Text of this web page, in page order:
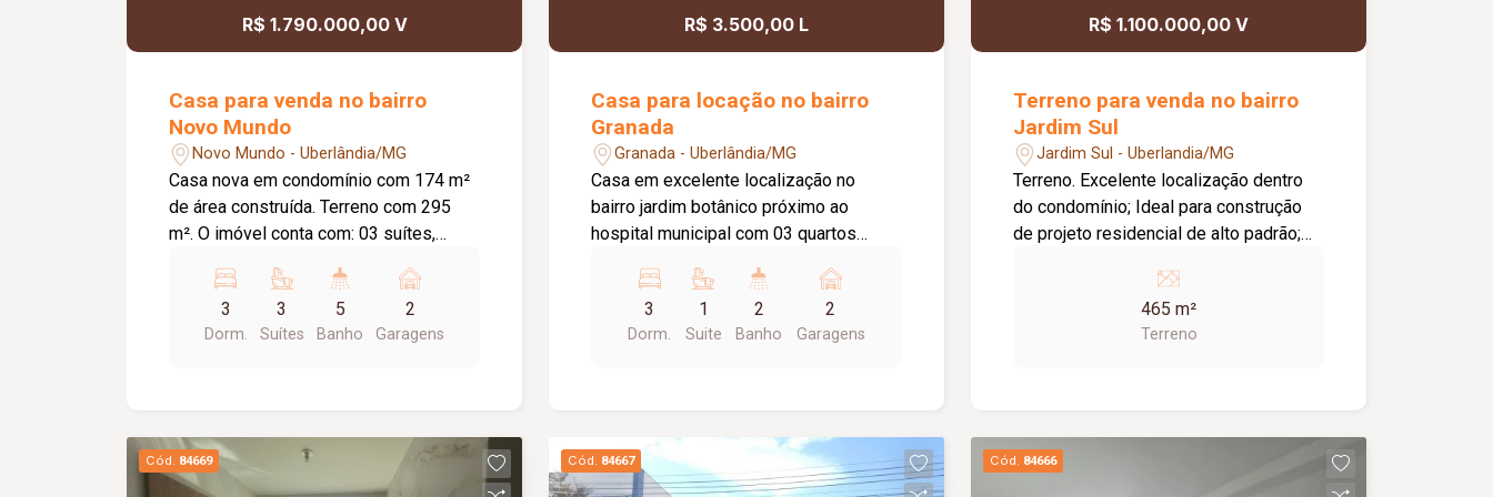
R$ 1.790.000,00 V
Casa para venda no bairro
Novo Mundo
Novo Mundo - Uberlândia/MG
Casa nova em condomínio com 174 m²
de área construída. Terreno com 295
m². O imóvel conta com: 03 suítes,
Escritório reversível com vista para o
condomínio; Sala de estar integrada;
Lavabo; Cozinha com bancada; Área
independente; Corredor lateral; Sala de
máquinas; O condomínio oferece:
3
Dorm.
3
Suítes
5
Banho
2
Garagens
R$ 3.500,00 L
Casa para locação no bairro
Granada
Granada - Uberlândia/MG
Casa em excelente localização no
bairro jardim botânico próximo ao
hospital municipal com 03 quartos
box blindex, armário sob pia e espelho,
sala em dois ambientes, cozinha toda
planejada com armários, coifa e
coberta, portão eletrônico, concertina.
3
Dorm.
1
Suite
2
Banho
2
Garagens
R$ 1.100.000,00 V
Terreno para venda no bairro
Jardim Sul
Jardim Sul - Uberlandia/MG
Terreno. Excelente localização dentro
do condomínio; Ideal para construção
de projeto residencial de alto padrão;
construir a casa dos seus sonhos.
465 m²
Terreno
Cód. 84669 Cód. 84667 Cód. 84666